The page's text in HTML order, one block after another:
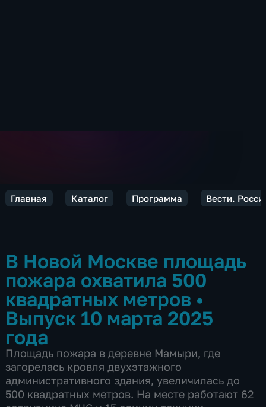
Главная Каталог Программа Вести.
В Новой Москве площадь
пожара охватила 500
квадратных метров •
Выпуск 10 марта 2025
года
Площадь пожара в деревне Мамыри, где
загорелась кровля двухэтажного
административного здания, увеличилась до
500 квадратных метров. На месте работают 62